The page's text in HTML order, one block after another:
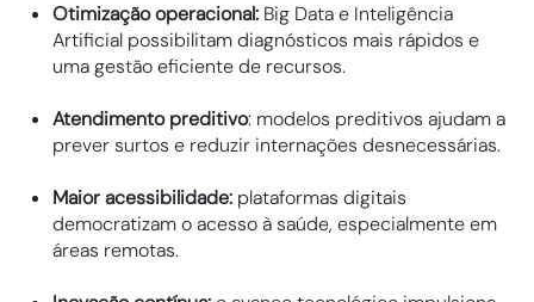
Otimização operacional: Big Data e Inteligência
Artificial possibilitam diagnósticos mais rápidos e
uma gestão eficiente de recursos.
Atendimento preditivo: modelos preditivos ajudam a
prever surtos e reduzir internações desnecessárias.
Maior acessibilidade: plataformas digitais
democratizam o acesso à saúde, especialmente em
áreas remotas.